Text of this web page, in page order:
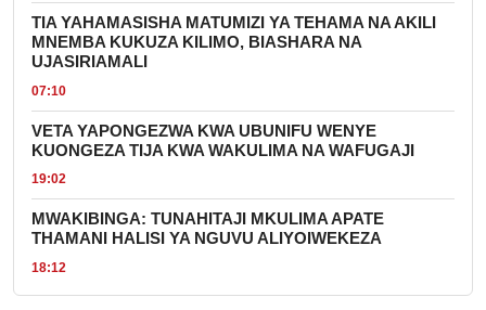
TIA YAHAMASISHA MATUMIZI YA TEHAMA NA AKILI
MNEMBA KUKUZA KILIMO, BIASHARA NA
UJASIRIAMALI
07:10
VETA YAPONGEZWA KWA UBUNIFU WENYE
KUONGEZA TIJA KWA WAKULIMA NA WAFUGAJI
19:02
MWAKIBINGA: TUNAHITAJI MKULIMA APATE
THAMANI HALISI YA NGUVU ALIYOIWEKEZA
18:12